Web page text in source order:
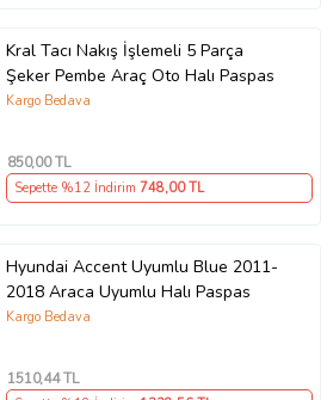
Kral Tacı Nakış İşlemeli 5 Parça
Şeker Pembe Araç Oto Halı Paspas
Kargo Bedava
850,00 TL
Sepette %12 İndirim 748,00 TL
Hyundai Accent Uyumlu Blue 2011-
2018 Araca Uyumlu Halı Paspas
Kargo Bedava
1510,44 TL